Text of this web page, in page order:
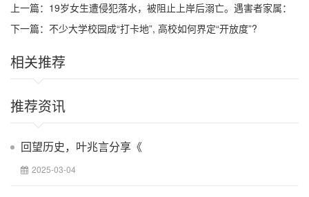
上一篇： 19岁女生遭侵犯落水，被阻止上岸后溺亡。遇害者家属：
有人疑似用凶手账号辱骂自己
下一篇： 不少大学校园成“打卡地”, 高校如何界定“开放度”?
相关推荐
推荐资讯
回望历史，叶兆言分享《
2025-03-04